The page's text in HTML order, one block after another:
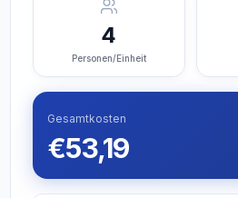
4
Personen/Einheit
Gesamtkosten
€53,19